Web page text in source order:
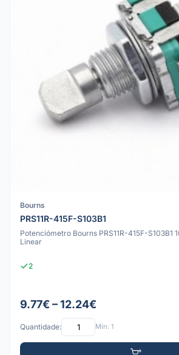
Bourns
PRS11R-415F-S103B1
Potenciómetro Bourns PRS11R-415F-S103B1
Linear
2
9.77€ – 12.24€
Quantidade: Mín: 1